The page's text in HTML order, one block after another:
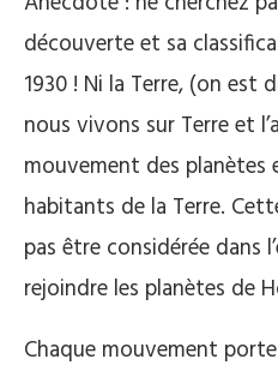
découverte et sa
1930 ! Ni la Terre, (on est
nous vivons sur Terre et
mouvement des planètes
habitants de la Terre.
pas être considérée dans
rejoindre les planètes de
Chaque mouvement